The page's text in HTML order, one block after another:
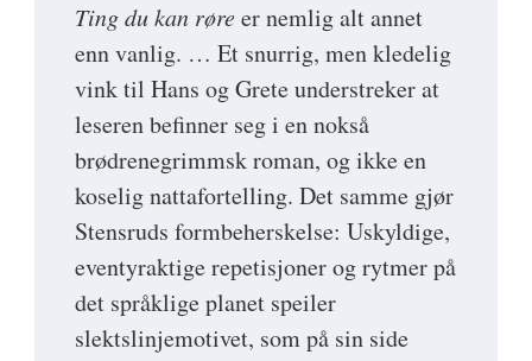
Ting du kan røreer nemlig alt annet
enn vanlig. … Et snurrig, men kledelig
vink til Hans og Grete understreker at
leseren befinner seg i en nokså
brødrenegrimmsk roman, og ikke en
koselig nattafortelling. Det samme gjør
Stensruds formbeherskelse: Uskyldige,
eventyraktige repetisjoner og rytmer på
det språklige planet speiler
slektslinjemotivet, som på sin side